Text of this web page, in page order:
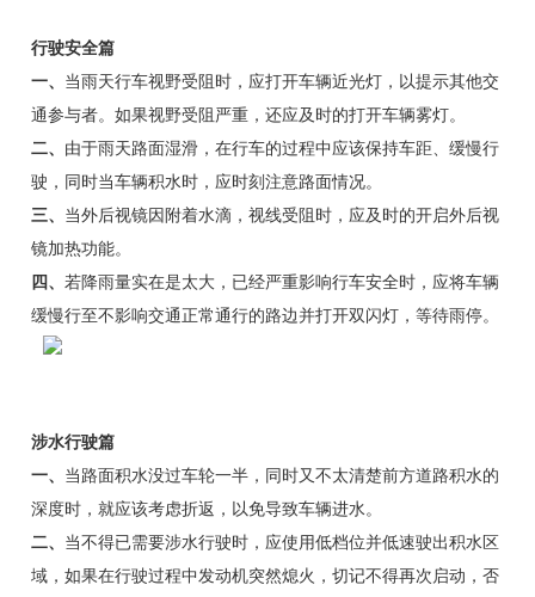
行驶安全篇
一、 当雨天行车视野受阻时，应打开车辆近光灯，以提示其他交
通参与者。如果视野受阻严重，还应及时的打开车辆雾灯。
二、 由于雨天路面湿滑，在行车的过程中应该保持车距、缓慢行
驶，同时当车辆积水时，应时刻注意路面情况。
三、 当外后视镜因附着水滴，视线受阻时，应及时的开启外后视
镜加热功能。
四、若降雨量实在是太大，已经严重影响行车安全时，应将车辆
缓慢行至不影响交通正常通行的路边并打开双闪灯，等待雨停。
涉水行驶篇
一、 当路面积水没过车轮一半，同时又不太清楚前方道路积水的
深度时，就应该考虑折返，以免导致车辆进水。
二、 当不得已需要涉水行驶时，应使用低档位并低速驶出积水区
域，如果在行驶过程中发动机突然熄火，切记不得再次启动，否